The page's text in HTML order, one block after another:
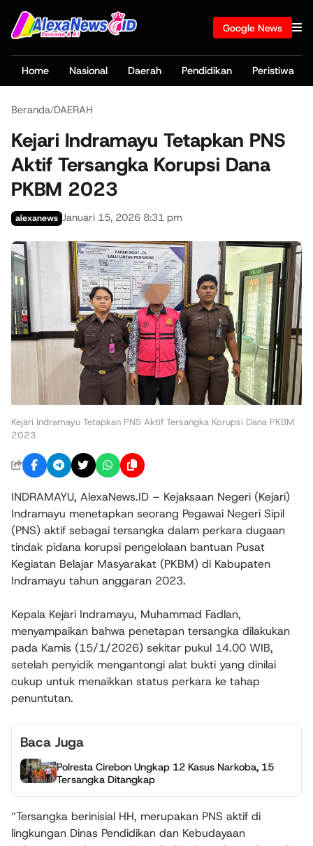
Google News
Home Nasional Daerah Pendidikan Peristiwa
Beranda/DAERAH
Kejari Indramayu Tetapkan PNS
Aktif Tersangka Korupsi Dana
PKBM 2023
alexanews Januari 15, 2026 8:31 pm
Kejari Indramayu Tetapkan PNS Aktif Tersangka Korupsi Dana PKBM
2023
INDRAMAYU, AlexaNews.ID – Kejaksaan Negeri (Kejari)
Indramayu menetapkan seorang Pegawai Negeri Sipil
(PNS) aktif sebagai tersangka dalam perkara dugaan
tindak pidana korupsi pengelolaan bantuan Pusat
Kegiatan Belajar Masyarakat (PKBM) di Kabupaten
Indramayu tahun anggaran 2023.
Kepala Kejari Indramayu, Muhammad Fadlan,
menyampaikan bahwa penetapan tersangka dilakukan
pada Kamis (15/1/2026) sekitar pukul 14.00 WIB,
setelah penyidik mengantongi alat bukti yang dinilai
cukup untuk menaikkan status perkara ke tahap
penuntutan.
Baca Juga
Polresta Cirebon Ungkap 12 Kasus Narkoba, 15
Tersangka Ditangkap
“Tersangka berinisial HH, merupakan PNS aktif di
lingkungan Dinas Pendidikan dan Kebudayaan